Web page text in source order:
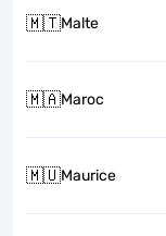
🇲🇹Malte
🇲🇦Maroc
🇲🇺Maurice